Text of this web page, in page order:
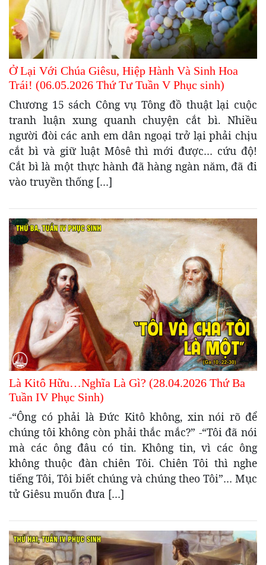
Ở Lại Với Chúa Giêsu, Hiệp Hành Và Sinh Hoa
Trái! (06.05.2026 Thứ Tư Tuần V Phục sinh)
Chương 15 sách Công vụ Tông đồ thuật lại cuộc
tranh luận xung quanh chuyện cắt bì. Nhiều
người đòi các anh em dân ngoại trở lại phải chịu
cắt bì và giữ luật Môsê thì mới được… cứu độ!
Cắt bì là một thực hành đã hàng ngàn năm, đã đi
vào truyền thống […]
Là Kitô Hữu…Nghĩa Là Gì? (28.04.2026 Thứ Ba
Tuần IV Phục Sinh)
-“Ông có phải là Đức Kitô không, xin nói rõ để
chúng tôi không còn phải thắc mắc?” -“Tôi đã nói
mà các ông đâu có tin. Không tin, vì các ông
không thuộc đàn chiên Tôi. Chiên Tôi thì nghe
tiếng Tôi, Tôi biết chúng và chúng theo Tôi”… Mục
tử Giêsu muốn đưa […]